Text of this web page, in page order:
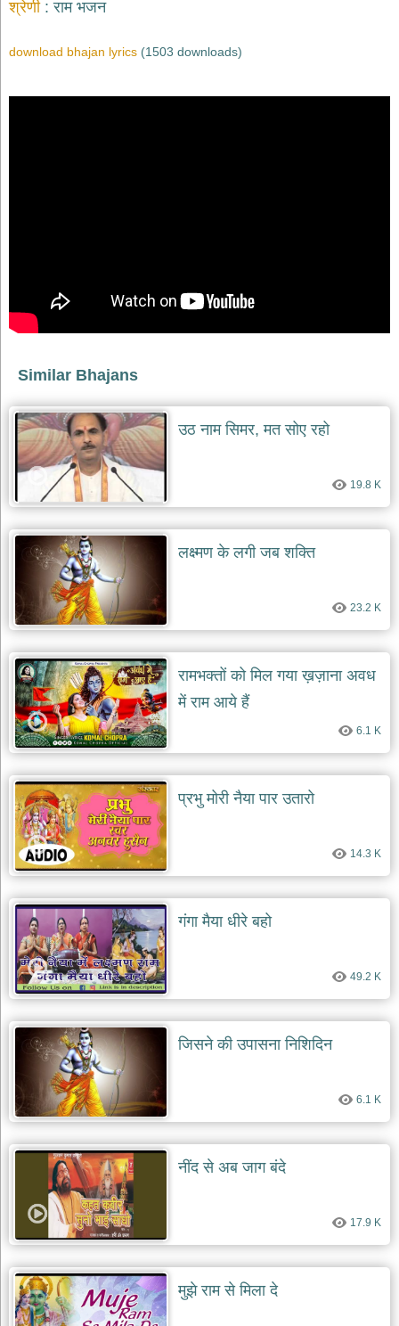
श्रेणी राम भजन
download bhajan lyrics (1503 downloads)
Similar Bhajans
उठ नाम सिमर, मत सोए रहो
19.8 K
लक्ष्मण के लगी जब शक्ति
23.2 K
रामभक्तों को मिल गया ख़ज़ाना अवध
में राम आये हैं
6.1 K
प्रभु मोरी नैया पार उतारो
14.3 K
गंगा मैया धीरे बहो
49.2 K
जिसने की उपासना निशिदिन
6.1 K
नींद से अब जाग बंदे
17.9 K
मुझे राम से मिला दे